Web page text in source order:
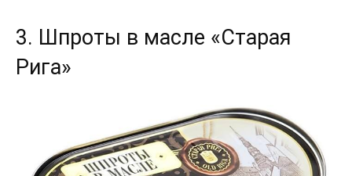
3. Шпроты в масле «Старая
Рига»